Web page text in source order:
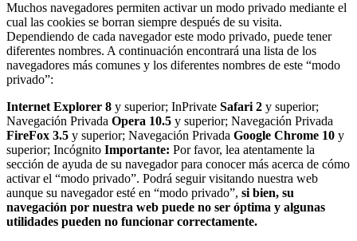
Muchos navegadores permiten activar un modo privado mediante el
cual las cookies se borran siempre después de su visita.
Dependiendo de cada navegador este modo privado, puede tener
diferentes nombres. A continuación encontrará una lista de los
navegadores más comunes y los diferentes nombres de este “modo
privado”:
Internet Explorer 8 y superior; InPrivate Safari 2 y superior;
Navegación Privada Opera 10.5 y superior; Navegación Privada
FireFox 3.5 y superior; Navegación Privada Google Chrome 10 y
superior; Incógnito Importante: Por favor, lea atentamente la
sección de ayuda de su navegador para conocer más acerca de cómo
activar el “modo privado”. Podrá seguir visitando nuestra web
aunque su navegador esté en “modo privado”, si bien, su
navegación por nuestra web puede no ser óptima y algunas
utilidades pueden no funcionar correctamente.